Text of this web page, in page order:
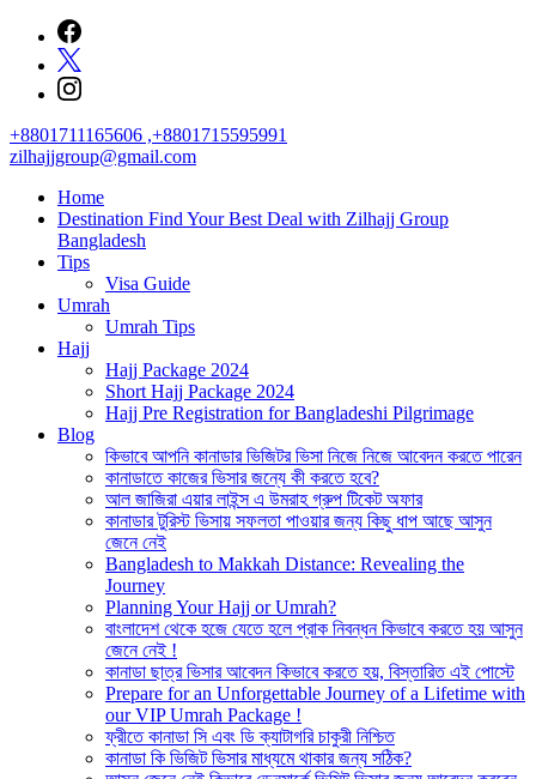
content
+8801711165606 ,+8801715595991
zilhajjgroup@gmail.com
Home
Destination Find Your Best Deal with Zilhajj Group
Bangladesh
Tips
Visa Guide
Umrah
Umrah Tips
Hajj
Hajj Package 2024
Short Hajj Package 2024
Hajj Pre Registration for Bangladeshi Pilgrimage
Blog
কিভাবে আপনি কানাডার ভিজিটর ভিসা নিজে নিজে আবেদন করতে পারেন
কানাডাতে কাজের ভিসার জন্যে কী করতে হবে?
আল জাজিরা এয়ার লাইন্স এ উমরাহ গ্রুপ টিকেট অফার
কানাডার টুরিস্ট ভিসায় সফলতা পাওয়ার জন্য কিছু ধাপ আছে আসুন
জেনে নেই
Bangladesh to Makkah Distance: Revealing the
Journey
Planning Your Hajj or Umrah?
বাংলাদেশ থেকে হজে যেতে হলে প্রাক নিবন্ধন কিভাবে করতে হয় আসুন
জেনে নেই !
কানাডা ছাত্র ভিসার আবেদন কিভাবে করতে হয়, বিস্তারিত এই পোস্টে
Prepare for an Unforgettable Journey of a Lifetime with
our VIP Umrah Package !
ফ্রীতে কানাডা সি এবং ডি ক্যাটাগরি চাকুরী নিশ্চিত
কানাডা কি ভিজিট ভিসার মাধ্যমে থাকার জন্য সঠিক?